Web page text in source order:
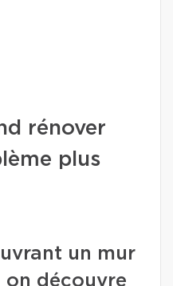
rénover
plus
un mur
on découvre